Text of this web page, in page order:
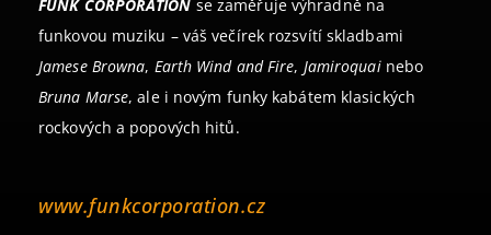
FUNK CORPORATION se zaměřuje výhradně na
funkovou muziku – váš večírek rozsvítí skladbami
Jamese Browna, Earth Wind and Fire, Jamiroquainebo
Bruna Marse, ale i novým funky kabátem klasických
rockových a popových hitů.
www.funkcorporation.cz